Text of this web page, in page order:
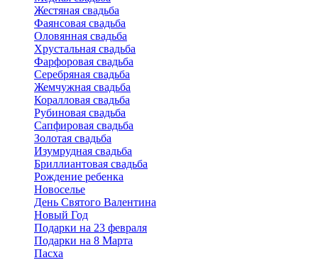
Жестяная свадьба
Фаянсовая свадьба
Оловянная свадьба
Хрустальная свадьба
Фарфоровая свадьба
Серебряная свадьба
Жемчужная свадьба
Коралловая свадьба
Рубиновая свадьба
Сапфировая свадьба
Золотая свадьба
Изумрудная свадьба
Бриллиантовая свадьба
Рождение ребенка
Новоселье
День Святого Валентина
Новый Год
Подарки на 23 февраля
Подарки на 8 Марта
Пасха